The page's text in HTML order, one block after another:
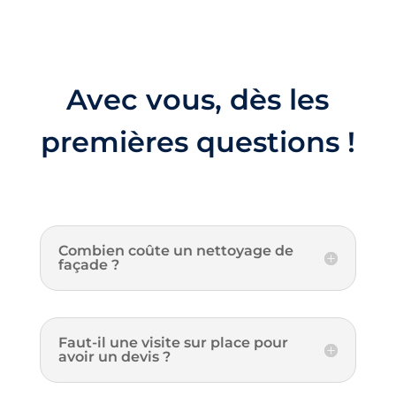
Avec vous, dès les
premières questions !
Combien coûte un nettoyage de
façade ?
Faut-il une visite sur place pour
avoir un devis ?